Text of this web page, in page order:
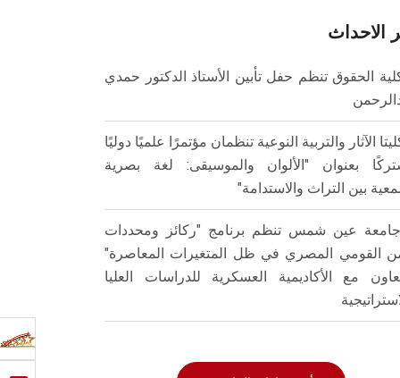
الاحداث
الحقوق تنظم حفل تأبين الأستاذ الدكتور حمدي
الآثار والتربية النوعية تنظمان مؤتمرًا علميًا دوليًا
بعنوان "الألوان والموسيقى: لغة بصرية
بين التراث والاستدامة"
جامعة عين شمس تنظم برنامج "ركائز ومحددات
القومي المصري في ظل المتغيرات المعاصرة"
مع الأكاديمية العسكرية للدراسات العليا